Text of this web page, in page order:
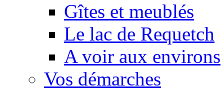
Gîtes et meublés
Le lac de Requetch
A voir aux environs
Vos démarches